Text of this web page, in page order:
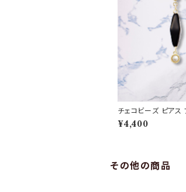
チェコビーズ ピアス
¥4,400
その他の商品